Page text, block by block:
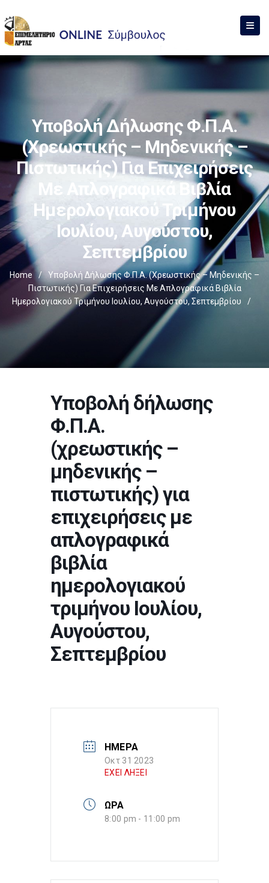
Υποβολή Δήλωσης Φ.Π.Α.
(χρεωστικής – Μηδενικής –
Πιστωτικής) Για Επιχειρήσεις
Με Απλογραφικά Βιβλία
Ημερολογιακού Τριμήνου
Ιουλίου, Αυγούστου,
Σεπτεμβρίου
Home /
Υποβολή Δήλωσης Φ.Π.Α. (χρεωστικής – Μηδενικής –
Πιστωτικής) Για Επιχειρήσεις Με Απλογραφικά Βιβλία
Ημερολογιακού Τριμήνου Ιουλίου, Αυγούστου, Σεπτεμβρίου
/
Υποβολή δήλωσης
Φ.Π.Α.
(χρεωστικής –
μηδενικής –
πιστωτικής) για
επιχειρήσεις με
απλογραφικά
βιβλία
ημερολογιακού
τριμήνου Ιουλίου,
Αυγούστου,
Σεπτεμβρίου
ΗΜΕΡΑ
Οκτ 31 2023
ΕΧΕΙ ΛΗΞΕΙ
ΩΡΑ
8:00 pm - 11:00 pm